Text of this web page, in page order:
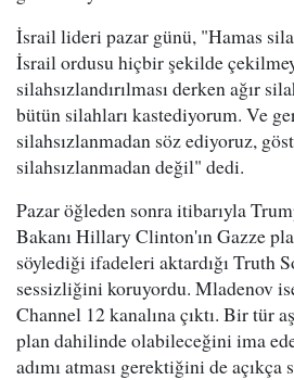
İsrail lideri pazar günü, "Hamas
İsrail ordusu hiçbir şekilde
silahsızlandırılması derken ağır
bütün silahları kastediyorum. Ve
silahsızlanmadan söz ediyoruz,
silahsızlanmadan değil" dedi.
Pazar öğleden sonra itibarıyla
Bakanı Hillary Clinton'ın Gazze
söylediği ifadeleri aktardığı Truth
sessizliğini koruyordu. Mladenov
Channel 12 kanalına çıktı. Bir tür
plan dahilinde olabileceğini ima
adımı atması gerektiğini de açıkça